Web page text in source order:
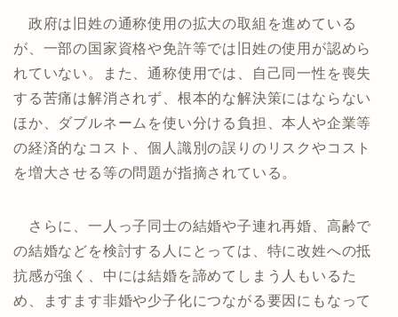
政府は旧姓の通称使用の拡大の取組を進めている
が、一部の国家資格や免許等では旧姓の使用が認めら
れていない。また、通称使用では、自己同一性を喪失
する苦痛は解消されず、根本的な解決策にはならない
ほか、ダブルネームを使い分ける負担、本人や企業等
の経済的なコスト、個人識別の誤りのリスクやコスト
を増大させる等の問題が指摘されている。
さらに、一人っ子同士の結婚や子連れ再婚、高齢で
の結婚などを検討する人にとっては、特に改姓への抵
抗感が強く、中には結婚を諦めてしまう人もいるた
め、ますます非婚や少子化につながる要因にもなって